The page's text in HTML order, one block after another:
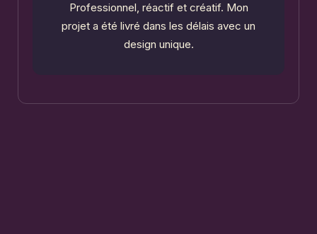
Professionnel, réactif et créatif. Mon
projet a été livré dans les délais avec un
design unique.